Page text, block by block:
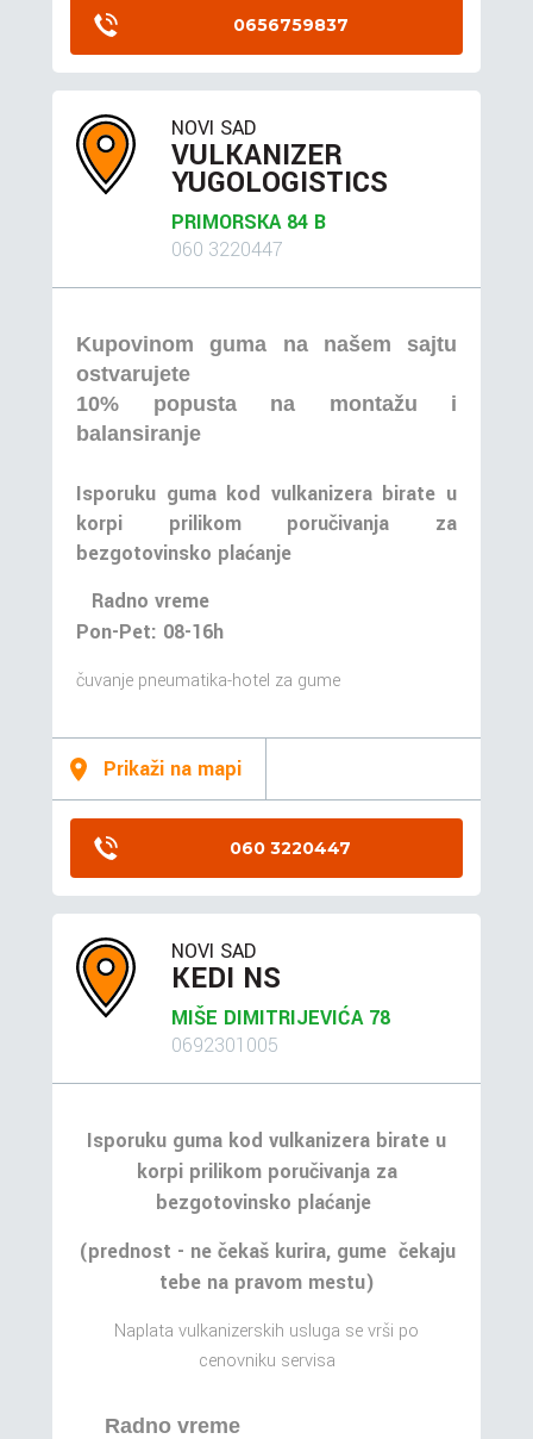
0656759837
NOVI SAD
VULKANIZER
YUGOLOGISTICS
PRIMORSKA 84 B
060 3220447
Kupovinom guma na našem sajtu
ostvarujete
10% popusta na montažu i
balansiranje
Isporuku guma kod vulkanizera birate u
korpi prilikom poručivanja za
bezgotovinsko plaćanje
Radno vreme
Pon-Pet: 08-16h
čuvanje pneumatika-hotel za gume
Prikaži na mapi
060 3220447
NOVI SAD
KEDI NS
MIŠE DIMITRIJEVIĆA 78
0692301005
Isporuku guma kod vulkanizera birate u
korpi prilikom poručivanja za
bezgotovinsko plaćanje
(prednost - ne čekaš kurira, gume čekaju
tebe na pravom mestu)
Naplata vulkanizerskih usluga se vrši po
cenovniku servisa
Radno vreme